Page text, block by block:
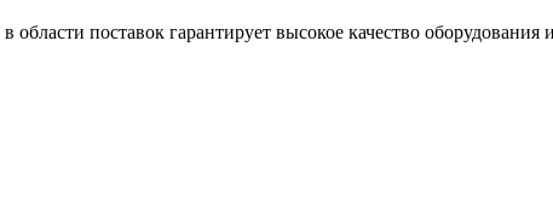
поставок гарантирует высокое качество оборудования